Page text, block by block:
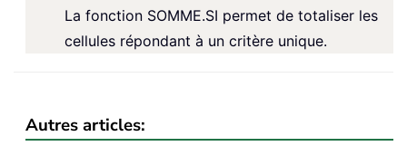
La fonction SOMME.SI permet de totaliser les
cellules répondant à un critère unique.
Autres articles: